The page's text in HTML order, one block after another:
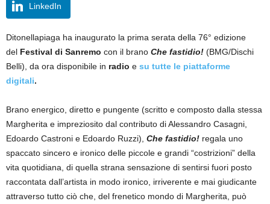
LinkedIn
Ditonellapiaga ha inaugurato la prima serata della 76° edizione
del Festival di Sanremo con il brano Che fastidio! (BMG/Dischi
Belli), da ora disponibile in radio e su tutte le piattaforme
digitali.
Brano energico, diretto e pungente (scritto e composto dalla stessa
Margherita e impreziosito dal contributo di Alessandro Casagni,
Edoardo Castroni e Edoardo Ruzzi), Che fastidio! regala uno
spaccato sincero e ironico delle piccole e grandi “costrizioni” della
vita quotidiana, di quella strana sensazione di sentirsi fuori posto
raccontata dall’artista in modo ironico, irriverente e mai giudicante
attraverso tutto ciò che, del frenetico mondo di Margherita, può